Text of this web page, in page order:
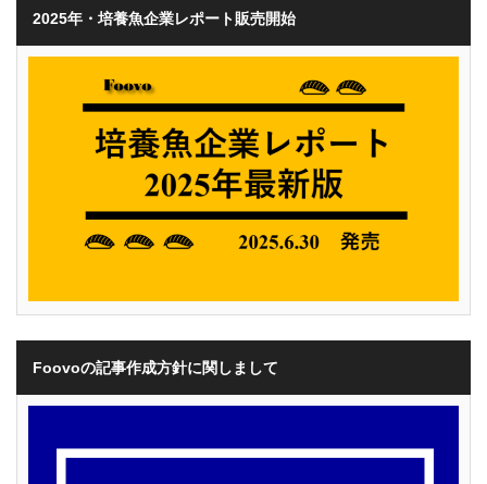
2025年・培養魚企業レポート販売開始
Foovoの記事作成方針に関しまして